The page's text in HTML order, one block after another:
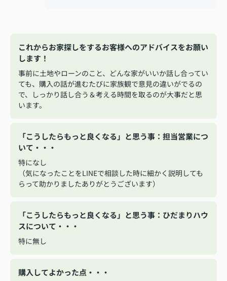
これからお家探しをするお客様へのアドバイスをお願い
します！
事前に土地やローンのこと、どんな家がいいか話し合ってい
ても、購入の話が進むたびに家族観で意見の違いがでるの
で、しっかり話し合う＆考える時間を取るのが大事だと思
います。
「こうしたらもっと良くなる」と思う事：担当営業につ
いて・・・
特になし
（気になったことをLINEで相談した時に細かく説明しても
らって助かりましたありがとうございます）
「こうしたらもっと良くなる」と思う事：ひだまりハウ
スについて・・・
特に無し
購入してよかった点・・・